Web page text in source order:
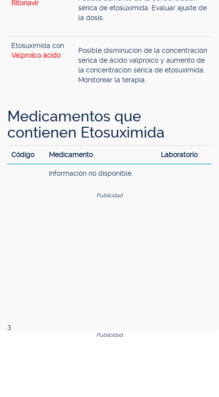
Ritonavir
sérica de etosuximida. Evaluar ajuste de
la dosis.
Etosuximida con
Valproico ácido
Posible disminución de la concentración
sérica de ácido valproico y aumento de
la concentración sérica de etosuximida.
Monitorear la terapia.
Medicamentos que
contienen Etosuximida
Código Medicamento Laboratorio
Información no disponible.
Publicidad
3
Publicidad